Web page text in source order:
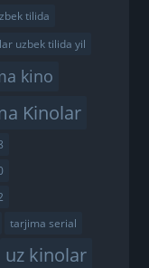
tilida
uzbek tilida yil
kino
Kinolar
tarjima serial
uz kinolar